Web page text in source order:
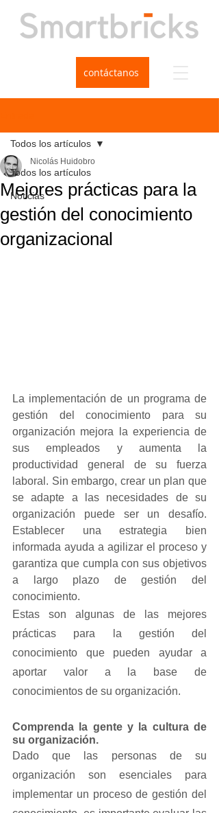
contáctanos
Todos los artículos
Noticias
Todos los artículos
Mejores prácticas para la
gestión del conocimiento
organizacional
Nicolás Huidobro
La implementación de un programa de
gestión del conocimiento para su
organización mejora la experiencia de
sus empleados y aumenta la
productividad general de su fuerza
laboral. Sin embargo, crear un plan que
se adapte a las necesidades de su
organización puede ser un desafío.
Establecer una estrategia bien
informada ayuda a agilizar el proceso y
garantiza que cumpla con sus objetivos
a largo plazo de gestión del
conocimiento.
Estas son algunas de las mejores
prácticas para la gestión del
conocimiento que pueden ayudar a
aportar valor a la base de
conocimientos de su organización.
Comprenda la gente y la cultura de
su organización.
Dado que las personas de su
organización son esenciales para
implementar un proceso de gestión del